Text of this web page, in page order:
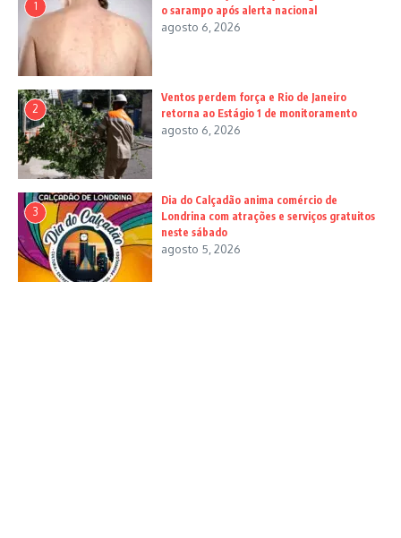
1
o sarampo após alerta nacional
agosto 6, 2026
2
Ventos perdem força e Rio de Janeiro
retorna ao Estágio 1 de monitoramento
agosto 6, 2026
3
Dia do Calçadão anima comércio de
Londrina com atrações e serviços gratuitos
neste sábado
agosto 5, 2026